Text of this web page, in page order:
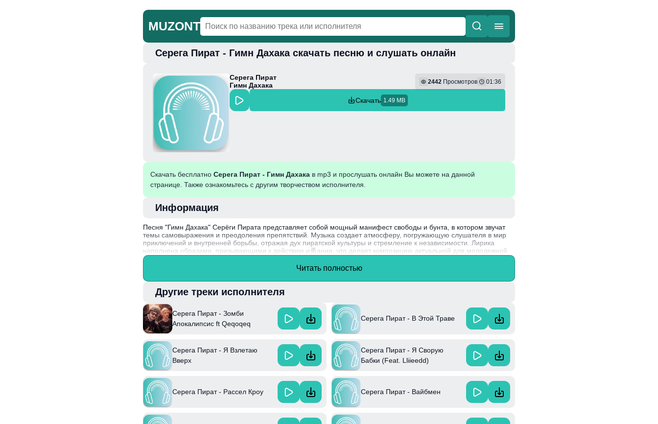
MUZONT
Серега Пират - Гимн Дахака скачать песню и слушать онлайн
Серега Пират
Гимн Дахака
2442 Просмотров 01:36
Скачать 1.49 MB
Скачать бесплатно Серега Пират - Гимн Дахака в mp3 и прослушать онлайн Вы можете на данной
странице. Также ознакомьтесь с другим творчеством исполнителя.
Информация
Песня "Гимн Дахака" Серёги Пирата представляет собой мощный манифест свободы и бунта, в котором звучат
темы самовыражения и преодоления препятствий. Музыка создает атмосферу, погружающую слушателя в мир
приключений и внутренней борьбы, отражая дух пиратской культуры и стремление к независимости. Лирика
наполнена образами, призывающими к действию и勇ании, что делает композицию актуальной для молодежной
аудитории, ищущей вдохновение в сложных жизненных обстоятельствах.
Интересный факт: Серёга Пират стал известен благодаря своему уникальному стилю, сочетая элементы хип-хопа
и фольклора, что выделяет его среди других исполнителей.
Читать полностью
Другие треки исполнителя
Серега Пират - Зомби
Апокалипсис ft Qeqoqeq
Серега Пират - В Этой Траве
Серега Пират - Я Взлетаю
Вверх
Серега Пират - Я Сворую
Бабки (Feat. Lliieedd)
Серега Пират - Рассел Кроу Серега Пират - Вайбмен